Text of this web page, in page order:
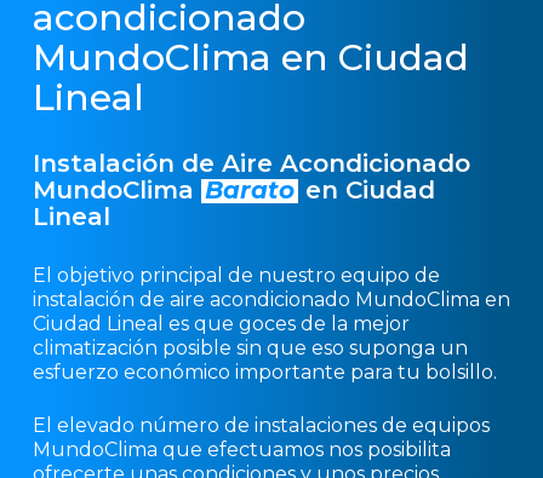
acondicionado
MundoClima en Ciudad
Lineal
Instalación de Aire Acondicionado
MundoClima Barato en Ciudad
Lineal
El objetivo principal de nuestro equipo de
instalación de aire acondicionado MundoClima en
Ciudad Lineal es que goces de la mejor
climatización posible sin que eso suponga un
esfuerzo económico importante para tu bolsillo.
El elevado número de instalaciones de equipos
MundoClima que efectuamos nos posibilita